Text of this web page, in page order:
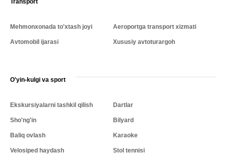
Transport
Mehmonxonada to'xtash joyi
Avtomobil ijarasi
Aeroportga transport xizmati
Xususiy avtoturargoh
O'yin-kulgi va sport
Ekskursiyalarni tashkil qilish
Sho'ng'in
Baliq ovlash
Velosiped haydash
Dartlar
Bilyard
Karaoke
Stol tennisi